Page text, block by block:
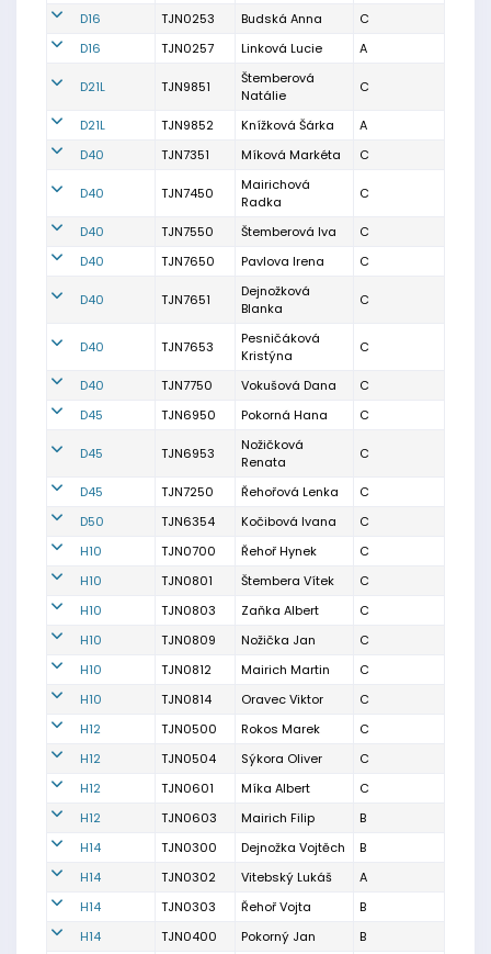
D16 TJN0253 Budská Anna
C
D16
TJN0257 Linková Lucie A
D21L TJN9851
Štemberová
Natálie
C
D21L TJN9852 Knížková Šárka
A
D40
TJN7351 Míková Markéta C
D40 TJN7450
Mairichová
Radka
C
D40 TJN7550 Štemberová Iva
C
D40
TJN7650 Pavlova Irena C
D40 TJN7651
Dejnožková
Blanka
C
D40 TJN7653
Pesničáková
Kristýna
C
D40 TJN7750 Vokušová Dana
C
D45
TJN6950 Pokorná Hana C
D45 TJN6953
Nožičková
Renata
C
D45 TJN7250 Řehořová Lenka
C
D50
TJN6354 Kočibová Ivana
C
H10
TJN0700 Řehoř Hynek
C
H10
TJN0801 Štembera Vítek
C
H10
TJN0803 Zaňka Albert
C
H10
TJN0809 Nožička Jan
C
H10
TJN0812 Mairich Martin
C
H10
TJN0814 Oravec Viktor
C
H12
TJN0500 Rokos Marek
C
H12
TJN0504 Sýkora Oliver
C
H12
TJN0601 Míka Albert
C
H12
TJN0603 Mairich Filip
B
H14
TJN0300 Dejnožka Vojtěch
B
H14
TJN0302 Vitebský Lukáš
A
H14
TJN0303 Řehoř Vojta
B
H14
TJN0400 Pokorný Jan B